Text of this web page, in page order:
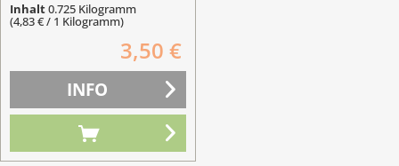
Inhalt0.725 Kilogramm
(4,83 € / 1 Kilogramm)
3,50 €
INFO